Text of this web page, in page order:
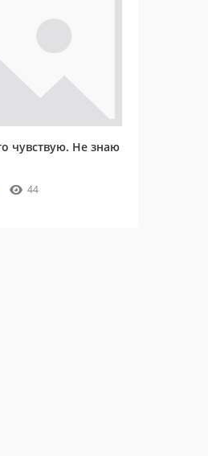
чувствую. Не знаю
44